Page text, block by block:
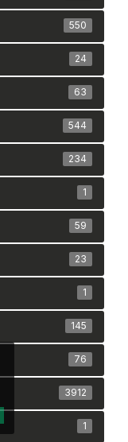
550
24
63
544
234
1
59
23
1
145
76
3912
1